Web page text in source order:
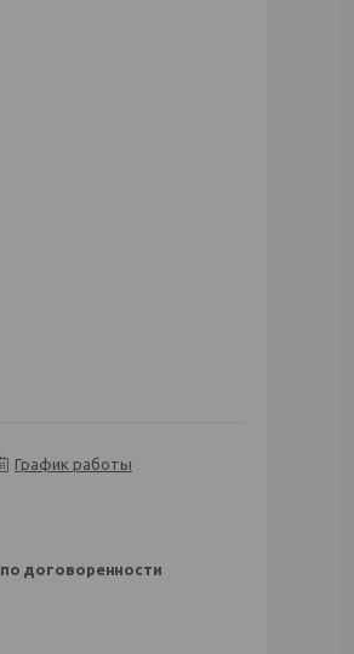
График работы
по договоренности